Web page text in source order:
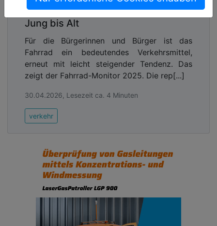
E-Autos
Auch was den Ausbau der Infrastruktur für E-Autos
der drei Verbände schlecht ab: unverändert mit der
Note 4.„Mit dem Masterplan Ladeinfrastruktur hat
die Bundesregierung zwar eine gute Grundlage
geschaffen, um das Laden von E-Autos im ganzen
Land zu erleichtern“, sagt ACE-Vorsitzender Stefan
68 Maßnahmen vollständig umgesetzt, sind wir
inzwischen bei 33 umgesetzten Maßnahmen. Das
Doch während sich die Zahl der Ladestationen
immerhin befriedigend entwickelt (Verbesserung
auf Teilnote 3), steht die Bundesregierung bei der
Dekarbonisierung des Verkehrs noch ganz am
Anfang (Note 5). Stefan Heimlich sieht den
Hochlauf der E-Mobilität gefährdet:
Erkenntnisse zur Radmobilität von
Jung bis Alt
Für die Bürgerinnen und Bürger ist das
Fahrrad ein bedeutendes Verkehrsmittel,
erneut mit leicht steigender Tendenz. Das
zeigt der Fahrrad-Monitor 2025. Die rep[...]
30.04.2026, Lesezeit ca. 4 Minuten
verkehr